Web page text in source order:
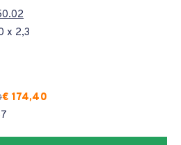
x 2,3
€ 174,40